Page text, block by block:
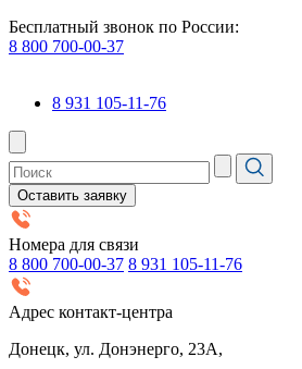
Бесплатный звонок по России:
8 800 700-00-37
8 931 105-11-76
Оставить заявку
Номера для связи
8 800 700-00-37 8 931 105-11-76
Адрес контакт-центра
Донецк, ул. Донэнерго, 23А,